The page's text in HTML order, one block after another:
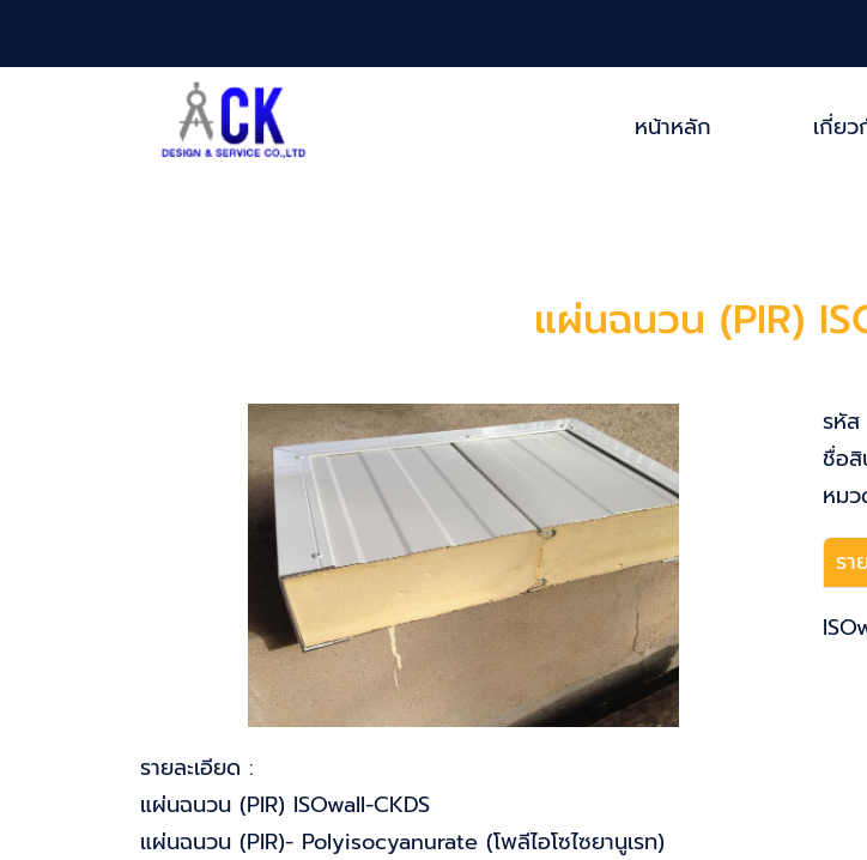
หน้าหลัก เกี่ยว
แผ่นฉนวน (PIR)
รหัส
ชื่อสิ
หม
รา
รายละเอียด :
แผ่นฉนวน (PIR) ISOwall-CKDS
แผ่นฉนวน (PIR)- Polyisocyanurate (โพลีไอโซไซยานูเรท)